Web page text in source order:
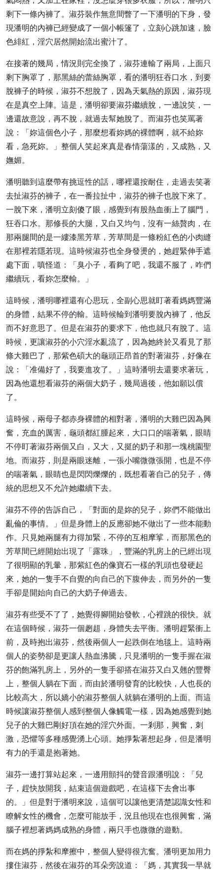
剩下一條內褲了。淑芬裝作無意間瞥了一下潘明的下身，發
現潘明的內褲已經變成了一個小帳篷了，立刻心跳加速，臉
色緋紅，淫穴居然開始流出蜜汁了。
在接著的幾局，情況則完全換了，淑芬連輸了兩局，上面只
剩下胸罩了，那黑絲的蕾絲胸罩，看的潘明狂吞口水，到要
脫褲子的時候，淑芬不想脫了，因為天氣熱的原因，淑芬現
在是真空上陣。這是，潘明卻要淑芬繼續脫，一邊說笑，一
邊還故意說，再不脫，就過去幫她脫了。而淑芬也笑罵著
說：「妳這個色小子，那麼想看妳媽的裸體啊，就不給妳
看，急死妳。」整個人笑起來真是春情蕩漾的，又成熟，又
嫵媚。
潘明聽到這麼帶有挑逗性的話，哪裡還按耐住，走過去笑著
去扯淑芬的褲子，在一番拉扯中，淑芬的褲子也脫下來了。
一脫下來，潘明立刻傻了眼，感覺到有股熱血衝上了腦門，
狂吞口水。那修長的大腿，又白又均勻，沒有一絲贅肉，在
那兩腿間的是一縷漆黑芳草，芳草間是一條粉紅色的小肉縫
在那裡若隱若現。這時候淑芬也全身發燙的，她趕緊伸手遮
處下面，嗔怪道：「臭小子，看夠了吧，我還不服了，咋們
繼續玩，看妳怎麼輸。」
這時候，潘明哪裡還有心思玩，全副心思就盯著看媽媽豐滿
的身體，結果不停的輸。這時候輪到潘明要脫內褲了，他反
而不好意思了。但是在淑芬的要求下，他也就只有脫了。這
時候，更讓淑芬的小穴淫水亂流了，因為她終於又看見了那
條大雞巴了，那紫色碩大的龜頭正昂首的對著淑芬，好像在
說：「准備好了，我要進攻了。」這時潘明去還要求著玩，
因為他還想看淑芬的兩個大奶子，幾局過後，他如願以償
了。
這時候，兩母子都赤身裸體的相對著，潘明的大雞巴因為興
奮，充血的厲害，龜頭都紅腫起來，大口口的喘著氣，眼睛
不停盯著淑芬兩個又白，又大，又挺的奶子和那一塊桃園聖
地。而淑芬，則是兩眼迷離，一張小嘴微微張開，也是不停
的喘著氣，眼睛也是閃閃爍爍的，既想看著自己的兒子，傳
統的思想又不允許她繼續下去。
淑芬不停的告訴自己，「對面的是妳的兒子，妳們不能做出
亂倫的事情。」但是身體上的反應卻她不做出了一些本能動
作。只見她兩腿有力得加緊，不停的互相摩挲，而那黑色的
芳草間已經開始出現了「露珠」，豐滿的乳房上的已經出現
了很明顯的乳暈，那紫紅色的像寶石一樣的乳頭也發硬起
來，她的一隻手不自覺的向自己的下腹伸去，而另外的一隻
手卻是開始向自己的大奶子伸過去。
淑芬有些受不了了，她覺得腳開始發軟，心裡跳的很快。就
在這個時候，淑芬一個趔趄，身體失去平衡。潘明趕緊衝上
前，及時抱出淑芬，然後兩個人一起跌倒在地毯上。這時兩
個人的姿勢卻是更讓人熱血沸騰，只見潘明的一隻手握在淑
芬的飽滿乳房上，另外的一隻手卻搭在淑芬又白又翹的豐臀
上，整個人躺在下面，而由於潘明發育的比較快，人也長的
比較高大，所以嬌小的淑芬整個人就躺在潘明的上面。而這
時候讓淑芬整個人感到整個人像觸電一樣，因為她感覺到她
兒子的大雞巴剛好頂在她的淫穴外面。一剎那，興奮，刺
激，恐懼等多種感覺湧上心頭。她掙紮著想起身，但是潘明
有力的手還是抱著她。
淑芬一邊打算站起來，一邊用顫抖的聲音跟潘明說：「兒
子，趕快放開我，結束這個遊戲吧，在這樣下去會出事
的。」但是對于潘明來說，這個可以讓他更清楚認識女性和
瞭解女性的機會，怎麼可能放手，況且他現在也很興奮，滿
腦子裡想著媽媽成熟的身體，兩只手也微微的遊動。
而在媽的掙紮和摩擦中，整個人變得很亢奮。潘明更加用力
摟住淑芬，然後在淑芬的耳朵旁說道：「媽，其實我一早就